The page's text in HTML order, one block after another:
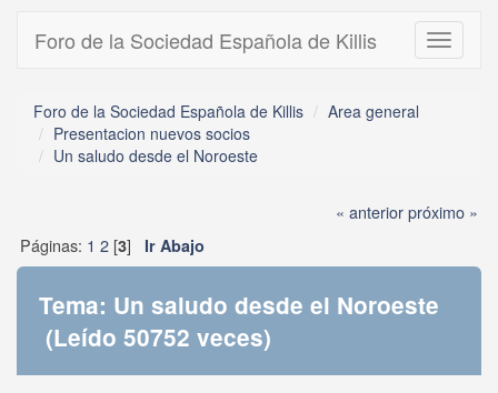
Toggle
Foro de la Sociedad Española de Killis
Foro de la Sociedad Española de Killis
Area general
Presentacion nuevos socios
Un saludo desde el Noroeste
« anteriorpróximo »
Páginas: 1 2[3] Ir Abajo
Tema: Un saludo desde el Noroeste
(Leído 50752 veces)